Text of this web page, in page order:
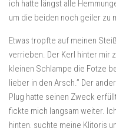
ich hatte längst alle
um die beiden noch geiler zu
Etwas tropfte auf meinen
verrieben. Der Kerl hinter mir
kleinen Schlampe die Fotze
lieber in den Arsch.” Der
Plug hatte seinen Zweck
fickte mich langsam weiter.
hinten, suchte meine Klitoris